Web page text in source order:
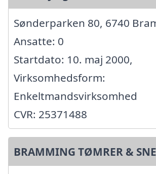
Sønderparken 80, 6740
Ansatte: 0
Startdato: 10. maj 2000,
Virksomhedsform:
Enkeltmandsvirksomhed
CVR: 25371488
BRAMMING TØMRER &